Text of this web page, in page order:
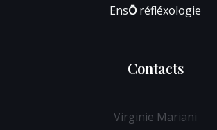
EnsŌ réfléxologie
Contacts
Virginie Mariani